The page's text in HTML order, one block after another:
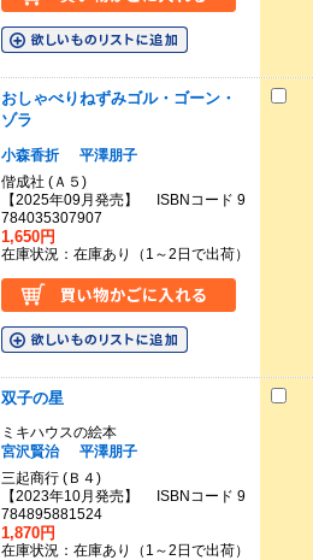
おしゃべりねずみゴル・ゴーン・
ゾラ
小森香折
平澤朋子
偕成社 (Ａ５)
【2025年09月発売】 ISBNコード 9
784035307907
1,650円
在庫状況：在庫あり（1～2日で出荷）
双子の星
ミキハウスの絵本
宮沢賢治
平澤朋子
三起商行 (Ｂ４)
【2023年10月発売】 ISBNコード 9
784895881524
1,870円
在庫状況：在庫あり（1～2日で出荷）